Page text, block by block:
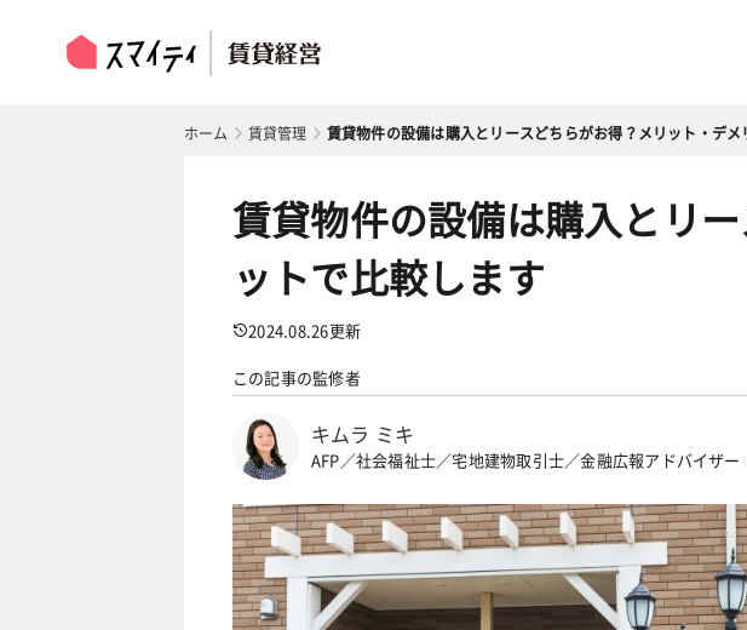
ホーム 賃貸管理 賃貸物件の設備は購入とリースどちらがお得？メリット・デメ
賃貸物件の設備は購入とリ
ットで比較します
2024.08.26更新
この記事の監修者
キムラ ミキ
AFP／社会福祉士／宅地建物取引士／金融広報アドバイザー